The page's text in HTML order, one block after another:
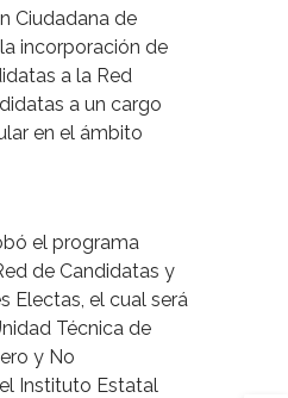
Ciudadana de
incorporación de
a la Red
a un cargo
en el ámbito
el programa
de Candidatas y
Electas, el cual será
Técnica de
y No
Instituto Estatal